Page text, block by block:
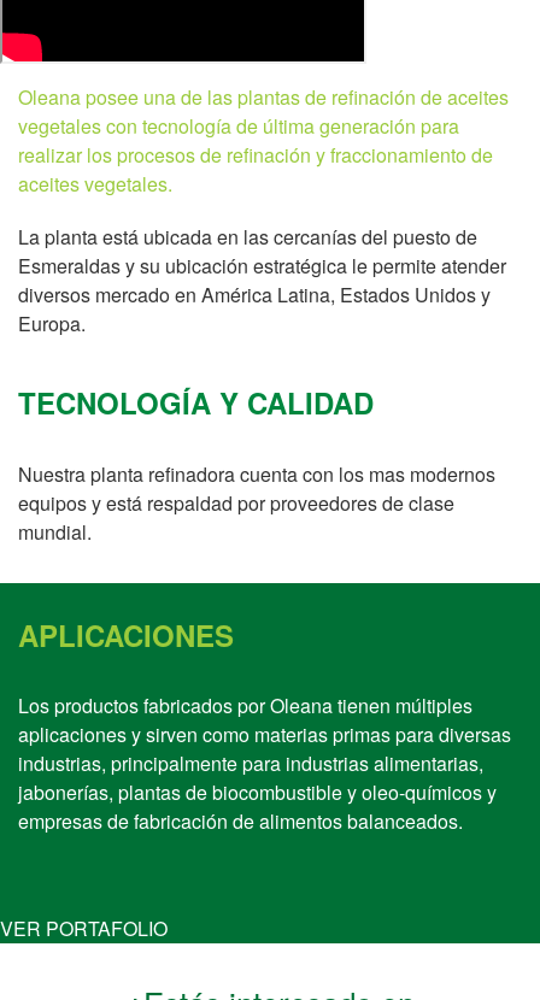
Oleana posee una de las plantas de refinación de aceites
vegetales con tecnología de última generación para
realizar los procesos de refinación y fraccionamiento de
aceites vegetales.
La planta está ubicada en las cercanías del puesto de
Esmeraldas y su ubicación estratégica le permite atender
diversos mercado en América Latina, Estados Unidos y
Europa.
TECNOLOGÍA Y CALIDAD
Nuestra planta refinadora cuenta con los mas modernos
equipos y está respaldad por proveedores de clase
mundial.
APLICACIONES
Los productos fabricados por Oleana tienen múltiples
aplicaciones y sirven como materias primas para diversas
industrias, principalmente para industrias alimentarias,
jabonerías, plantas de biocombustible y oleo-químicos y
empresas de fabricación de alimentos balanceados.
VER PORTAFOLIO